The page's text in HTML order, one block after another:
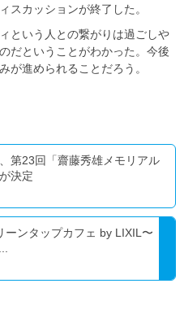
スカッションが終了した。
という人との繋がりは過ごしや
だということがわかった。今後
が進められることだろう。
第23回「齋藤秀雄メモリアル
決定
ーンタップカフェ by LIXIL〜